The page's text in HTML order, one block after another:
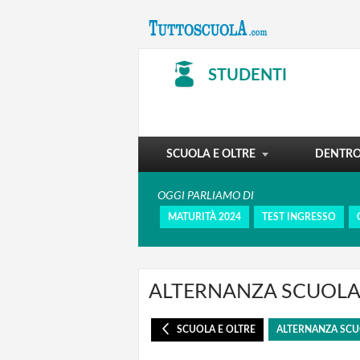
STUDENTI
SCUOLA E OLTRE
TENDENZE
PIANETA UNIVERSITÀ
OGGI PARLIAMO DI
MATURITÀ 2024 TEST INGRESSO
ALTERNANZA
SCUOLA E OLTRE ALTERNANZA